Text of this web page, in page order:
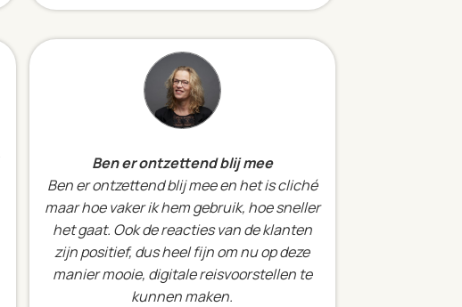
Ben er ontzettend blij mee
Ben er ontzettend blij mee en het is cliché
maar hoe vaker ik hem gebruik, hoe sneller
het gaat. Ook de reacties van de klanten
zijn positief, dus heel fijn om nu op deze
manier mooie, digitale reisvoorstellen te
kunnen maken.